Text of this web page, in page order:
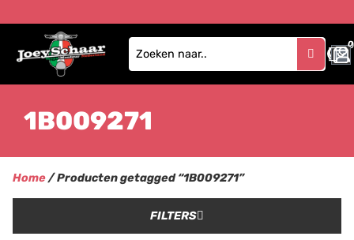
0
0
1B009271
Home/ Producten getagged “1B009271”
FILTERS